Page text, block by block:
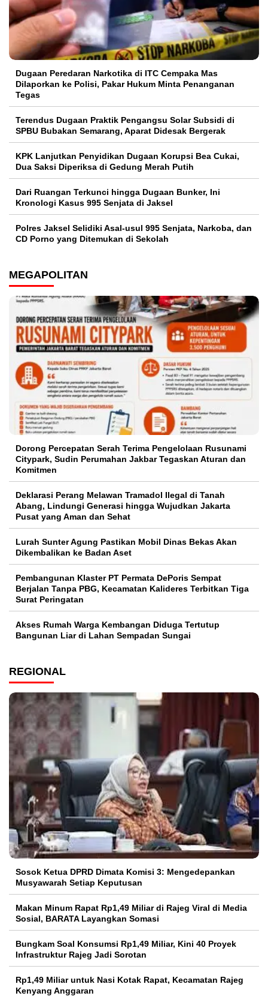
Dugaan Peredaran Narkotika di ITC Cempaka Mas
Dilaporkan ke Polisi, Pakar Hukum Minta Penanganan
Tegas
Terendus Dugaan Praktik Pengangsu Solar Subsidi di
SPBU Bubakan Semarang, Aparat Didesak Bergerak
KPK Lanjutkan Penyidikan Dugaan Korupsi Bea Cukai,
Dua Saksi Diperiksa di Gedung Merah Putih
Dari Ruangan Terkunci hingga Dugaan Bunker, Ini
Kronologi Kasus 995 Senjata di Jaksel
Polres Jaksel Selidiki Asal-usul 995 Senjata, Narkoba, dan
CD Porno yang Ditemukan di Sekolah
MEGAPOLITAN
Dorong Percepatan Serah Terima Pengelolaan Rusunami
Citypark, Sudin Perumahan Jakbar Tegaskan Aturan dan
Komitmen
Deklarasi Perang Melawan Tramadol Ilegal di Tanah
Abang, Lindungi Generasi hingga Wujudkan Jakarta
Pusat yang Aman dan Sehat
Lurah Sunter Agung Pastikan Mobil Dinas Bekas Akan
Dikembalikan ke Badan Aset
Pembangunan Klaster PT Permata DePoris Sempat
Berjalan Tanpa PBG, Kecamatan Kalideres Terbitkan Tiga
Surat Peringatan
Akses Rumah Warga Kembangan Diduga Tertutup
Bangunan Liar di Lahan Sempadan Sungai
REGIONAL
Sosok Ketua DPRD Dimata Komisi 3: Mengedepankan
Musyawarah Setiap Keputusan
Makan Minum Rapat Rp1,49 Miliar di Rajeg Viral di Media
Sosial, BARATA Layangkan Somasi
Bungkam Soal Konsumsi Rp1,49 Miliar, Kini 40 Proyek
Infrastruktur Rajeg Jadi Sorotan
Rp1,49 Miliar untuk Nasi Kotak Rapat, Kecamatan Rajeg
Kenyang Anggaran